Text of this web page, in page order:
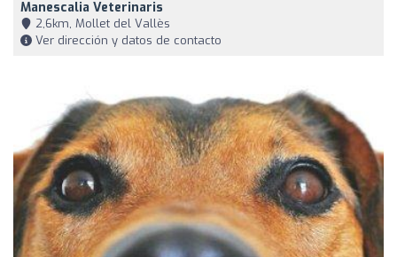
Manescalia Veterinaris
2,6km, Mollet del Vallès
Ver dirección y datos de contacto